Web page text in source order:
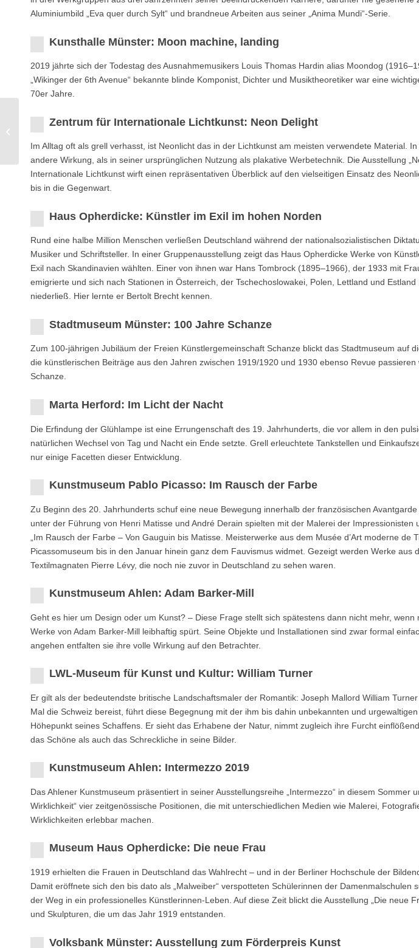
Aluminiumbild „Eva quer durch Sylt“ und brandneue Arbeiten aus seiner „Anima Mundi“-Serie.
Kunsthalle Münster: Moon machine, landing
2019 jährte sich der Todestag des Ausnahmemusikers Louis Thomas Hardin alias Moondog
„Wikinger der 6th Avenue“ bekannte blinde Komponist, Dichter und Musiktheoretiker war eine
70er Jahre.
Zentrum für Internationale Lichtkunst: Neon Delight
Im Alltag oft als grell verhasst, ist Neonlicht das in der Lichtkunst am meisten verwendete Material.
andere Wirkung, als in seiner ursprünglichen Nutzung als plakative Werbetechnik. Die Ausstellung
Internationale Lichtkunst wirft einen repräsentativen Überblick auf den vielseitigen Einsatz des
bis in die Gegenwart.
Haus Opherdicke: Künstler im Exil im hohen Norden
Rund eine halbe Million Menschen verließen Deutschland während der nationalsozialistischen
Musiker und Schriftsteller. In einer Gruppenausstellung zeigt das Haus Opherdicke Werke von
Exil nach Skandinavien wählten. Einer von ihnen war Hans Tombrock (1895–1966), der 1933 mit
emigrierte und sich nach Stationen in Österreich, der Tschechoslowakei, Polen, Lettland und
niederließ. Hier lernte er Bertolt Brecht kennen.
Stadtmuseum Münster: 100 Jahre Schanze
Zum 100-jährigen Jubiläum der Freien Künstlergemeinschaft Schanze blickt das Stadtmuseum auf
die künstlerischen Beiträge aus den Jahren zwischen 1919/1920 und 1930 ebenso Revue
Schanze.
Marta Herford: Im Licht der Nacht
Die Erﬁndung der Glühlampe ist eine Errungenschaft des 19. Jahrhunderts, die vor allem in den
natürlichen Wechsel von Tag und Nacht ein Ende setzte. Grell erleuchtete Tankstellen und
nur einige Facetten dieser Entwicklung.
Kunstmuseum Pablo Picasso: Im Rausch der Farbe
Zu Beginn des 20. Jahrhunderts schuf eine neue Bewegung innerhalb der französischen Avantgarde
unter der Führung von Henri Matisse und André Derain spielten mit der Malerei der Impressionisten
„Im Rausch der Farbe – Von Gauguin bis Matisse. Meisterwerke aus dem Musée d’Art moderne de
Picassomuseum bis in den Januar hinein ganz dem Fauvismus widmet. Gezeigt werden Werke aus
Textilmagnaten Pierre Lévy, die noch nie zuvor in Deutschland zu sehen waren.
Kunstmuseum Ahlen: Adam Barker-Mill
Geht es hier um Design oder um Kunst? – Diese Frage stellt sich spätestens dann nicht mehr,
Werke von Adam Barker-Mill leibhaftig spürt. Seine Objekte und Installationen sind zwar formal
angehen entfalten sie ihre volle Wirkung auf den Betrachter.
LWL-Museum für Kunst und Kultur: William Turner
Er gilt als der bedeutendste britische Landschaftsmaler der Romantik: Joseph Mallord William
Mal die Schweiz bereist, führt diese Begegnung mit der ihm bis dahin unbekannten und
Höhepunkt seines Schaffens. Er sieht das Erhabene der Natur, nimmt zugleich ihre Furcht
das Schöne als auch das Schreckliche in seine Bilder.
Kunstmuseum Ahlen: Intermezzo 2019
Das Ahlener Kunstmuseum präsentiert in seiner Ausstellungsreihe „Intermezzo“ in diesem Sommer
Wirklichkeit“ vier zeitgenössische Positionen, die mit unterschiedlichen Medien wie Malerei,
Wirklichkeiten erlebbar machen.
Museum Haus Opherdicke: Die neue Frau
1919 erhielten die Frauen in Deutschland das Wahlrecht – und in der Berliner Hochschule der
Damit eröffnete sich den bis dato als „Malweiber“ verspotteten Schülerinnen der Damenmalschulen
der Weg in ein professionelles Künstlerinnen-Leben. Auf diese Zeit blickt die Ausstellung „Die neue
und Skulpturen, die um das Jahr 1919 entstanden.
Volksbank Münster: Ausstellung zum Förderpreis Kunst
Kunsthaus Kannen: